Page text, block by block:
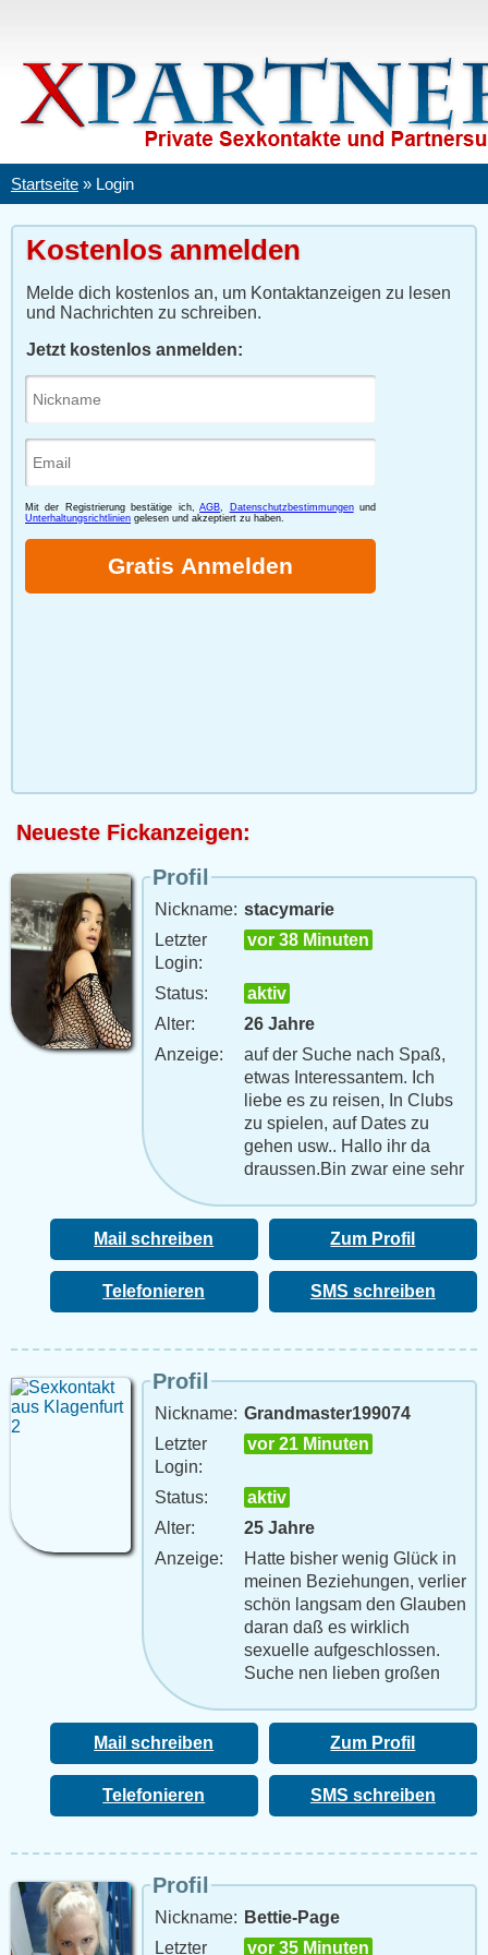
Startseite » Login
Kostenlos anmelden
Melde dich kostenlos an, um Kontaktanzeigen zu lesen
und Nachrichten zu schreiben.
Jetzt kostenlos anmelden:
Neueste Fickanzeigen:
Profil
Nickname: stacymarie
Letzter
Login:
vor 38 Minuten
Status:
aktiv
Alter:
26 Jahre
Anzeige:
auf der Suche nach Spaß,
etwas Interessantem. Ich
liebe es zu reisen, In Clubs
zu spielen, auf Dates zu
gehen usw.. Hallo ihr da
draussen.Bin zwar eine sehr
Frau...dennoch auf Liebe
und Zärtlichkeit angewi
Zum Profil
Mail schreiben
SMS schreiben
Telefonieren
Profil
Nickname: Grandmaster199074
Letzter
Login:
vor 21 Minuten
Status:
aktiv
Alter:
25 Jahre
Anzeige:
Hatte bisher wenig Glück in
meinen Beziehungen, verlier
schön langsam den Glauben
daran daß es wirklich
sexuelle aufgeschlossen.
Suche nen lieben großen
und aufgeschlossenen ist
wie ich.LetÂ´s have Fun
Zum Profil
Mail schreiben
SMS schreiben
Telefonieren
Profil
Nickname: Bettie-Page
Letzter
vor 35 Minuten